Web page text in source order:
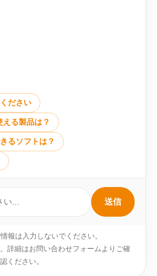
ださい
る製品は？
るソフトは？
送信
報は入力しないでください。
詳細はお問い合わせフォームよりご確
認ください。